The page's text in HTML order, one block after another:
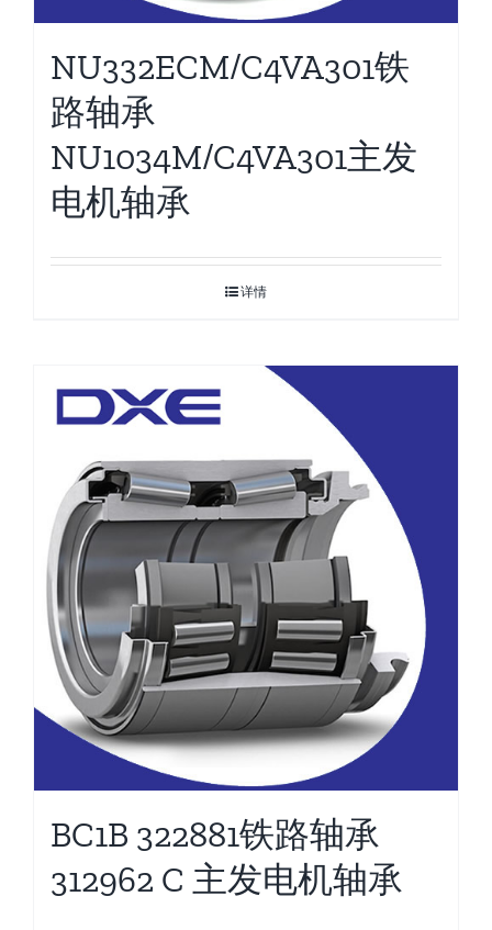
NU332ECM/C4VA301铁
路轴承
NU1034M/C4VA301主发
电机轴承
详情
BC1B 322881铁路轴承
312962 C 主发电机轴承